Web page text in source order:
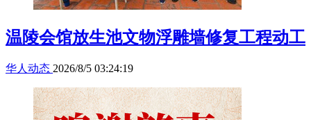
温陵会馆放生池文物浮雕墙修复工程动工
华人动态 2026/8/5 03:24:19